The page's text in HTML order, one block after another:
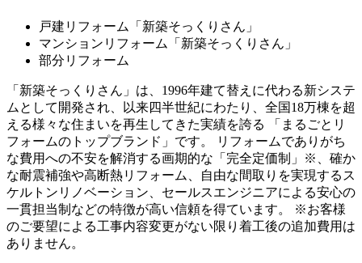
戸建リフォーム「新築そっくりさん」
マンションリフォーム「新築そっくりさん」
部分リフォーム
「新築そっくりさん」は、1996年建て替えに代わる新システ
ムとして開発され、以来四半世紀にわたり、全国18万棟を超
える様々な住まいを再生してきた実績を誇る 「まるごとリ
フォームのトップブランド」です。 リフォームでありがち
な費用への不安を解消する画期的な「完全定価制」※、確か
な耐震補強や高断熱リフォーム、自由な間取りを実現するス
ケルトンリノベーション、セールスエンジニアによる安心の
一貫担当制などの特徴が高い信頼を得ています。 ※お客様
のご要望による工事内容変更がない限り着工後の追加費用は
ありません。